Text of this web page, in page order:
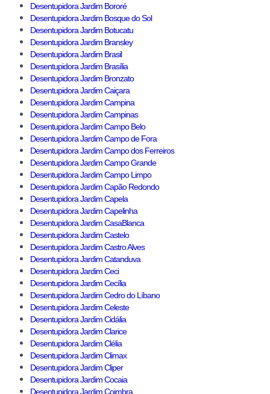
Desentupidora Jardim Bororé
Desentupidora Jardim Bosque do Sol
Desentupidora Jardim Botucatu
Desentupidora Jardim Bransley
Desentupidora Jardim Brasil
Desentupidora Jardim Brasília
Desentupidora Jardim Bronzato
Desentupidora Jardim Caiçara
Desentupidora Jardim Campina
Desentupidora Jardim Campinas
Desentupidora Jardim Campo Belo
Desentupidora Jardim Campo de Fora
Desentupidora Jardim Campo dos Ferreiros
Desentupidora Jardim Campo Grande
Desentupidora Jardim Campo Limpo
Desentupidora Jardim Capão Redondo
Desentupidora Jardim Capela
Desentupidora Jardim Capelinha
Desentupidora Jardim CasaBlanca
Desentupidora Jardim Castelo
Desentupidora Jardim Castro Alves
Desentupidora Jardim Catanduva
Desentupidora Jardim Ceci
Desentupidora Jardim Cecília
Desentupidora Jardim Cedro do Líbano
Desentupidora Jardim Celeste
Desentupidora Jardim Cidália
Desentupidora Jardim Clarice
Desentupidora Jardim Clélia
Desentupidora Jardim Climax
Desentupidora Jardim Cliper
Desentupidora Jardim Cocaia
Desentupidora Jardim Coimbra